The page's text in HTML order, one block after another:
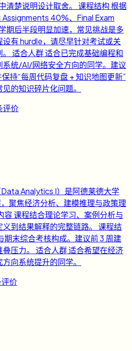
清楚说明设计取舍。 课程结构 根据
40%、Final Exam
期后半段明显加速，常见挑战是多
有 hurdle，请尽早针对考试或关
适合人群 适合已完成基础编程和
统/AI/网络安全方向的同学。建议
持“每周代码复盘 + 知识地图更新”
的知识碎片化问题。
评价
Analytics I）是阿德莱德大学
聚焦经济分析、建模推理与政策理
容 课程结合理论学习、案例分析与
到结果解释的完整链路。 课程结
期末综合考核构成。建议前 3 周建
压力。 适合人群 适合希望在经济
向系统提升的同学。
价